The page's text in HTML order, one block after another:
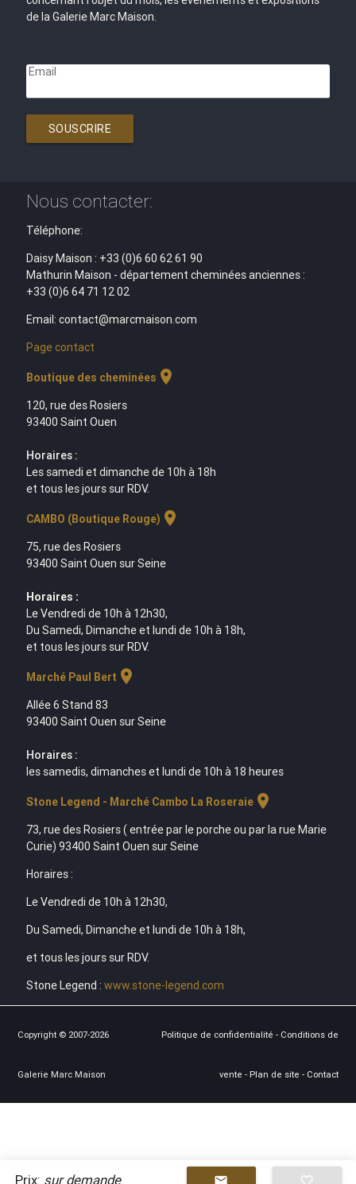
Prix: sur demande mail favorite_border
de la Galerie Marc Maison.
Email
SOUSCRIRE
Nous contacter:
Téléphone:
Daisy Maison : +33 (0)6 60 62 61 90
Mathurin Maison - département cheminées anciennes :
+33 (0)6 64 71 12 02
Email: contact@marcmaison.com
Page contact
Boutique des cheminées location_on
120, rue des Rosiers
93400 Saint Ouen
Horaires :
Les samedi et dimanche de 10h à 18h
et tous les jours sur RDV.
CAMBO (Boutique Rouge) location_on
75, rue des Rosiers
93400 Saint Ouen sur Seine
Horaires :
Le Vendredi de 10h à 12h30,
Du Samedi, Dimanche et lundi de 10h à 18h,
et tous les jours sur RDV.
Marché Paul Bert location_on
Allée 6 Stand 83
93400 Saint Ouen sur Seine
Horaires :
les samedis, dimanches et lundi de 10h à 18 heures
Stone Legend - Marché Cambo La Roseraielocation_on
73, rue des Rosiers ( entrée par le porche ou par la rue Marie
Curie) 93400 Saint Ouen sur Seine
Horaires :
Le Vendredi de 10h à 12h30,
Du Samedi, Dimanche et lundi de 10h à 18h,
et tous les jours sur RDV.
Stone Legend : www.stone-legend.com
Copyright © 2007-2026
Galerie Marc Maison
Politique de confidentialité - Conditions de
vente - Plan de site - Contact